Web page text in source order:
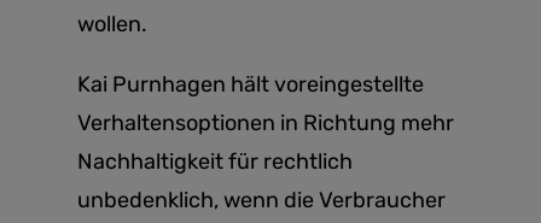
wollen.
Kai Purnhagen hält voreingestellte
Verhaltensoptionen in Richtung mehr
Nachhaltigkeit für rechtlich
unbedenklich, wenn die Verbraucher